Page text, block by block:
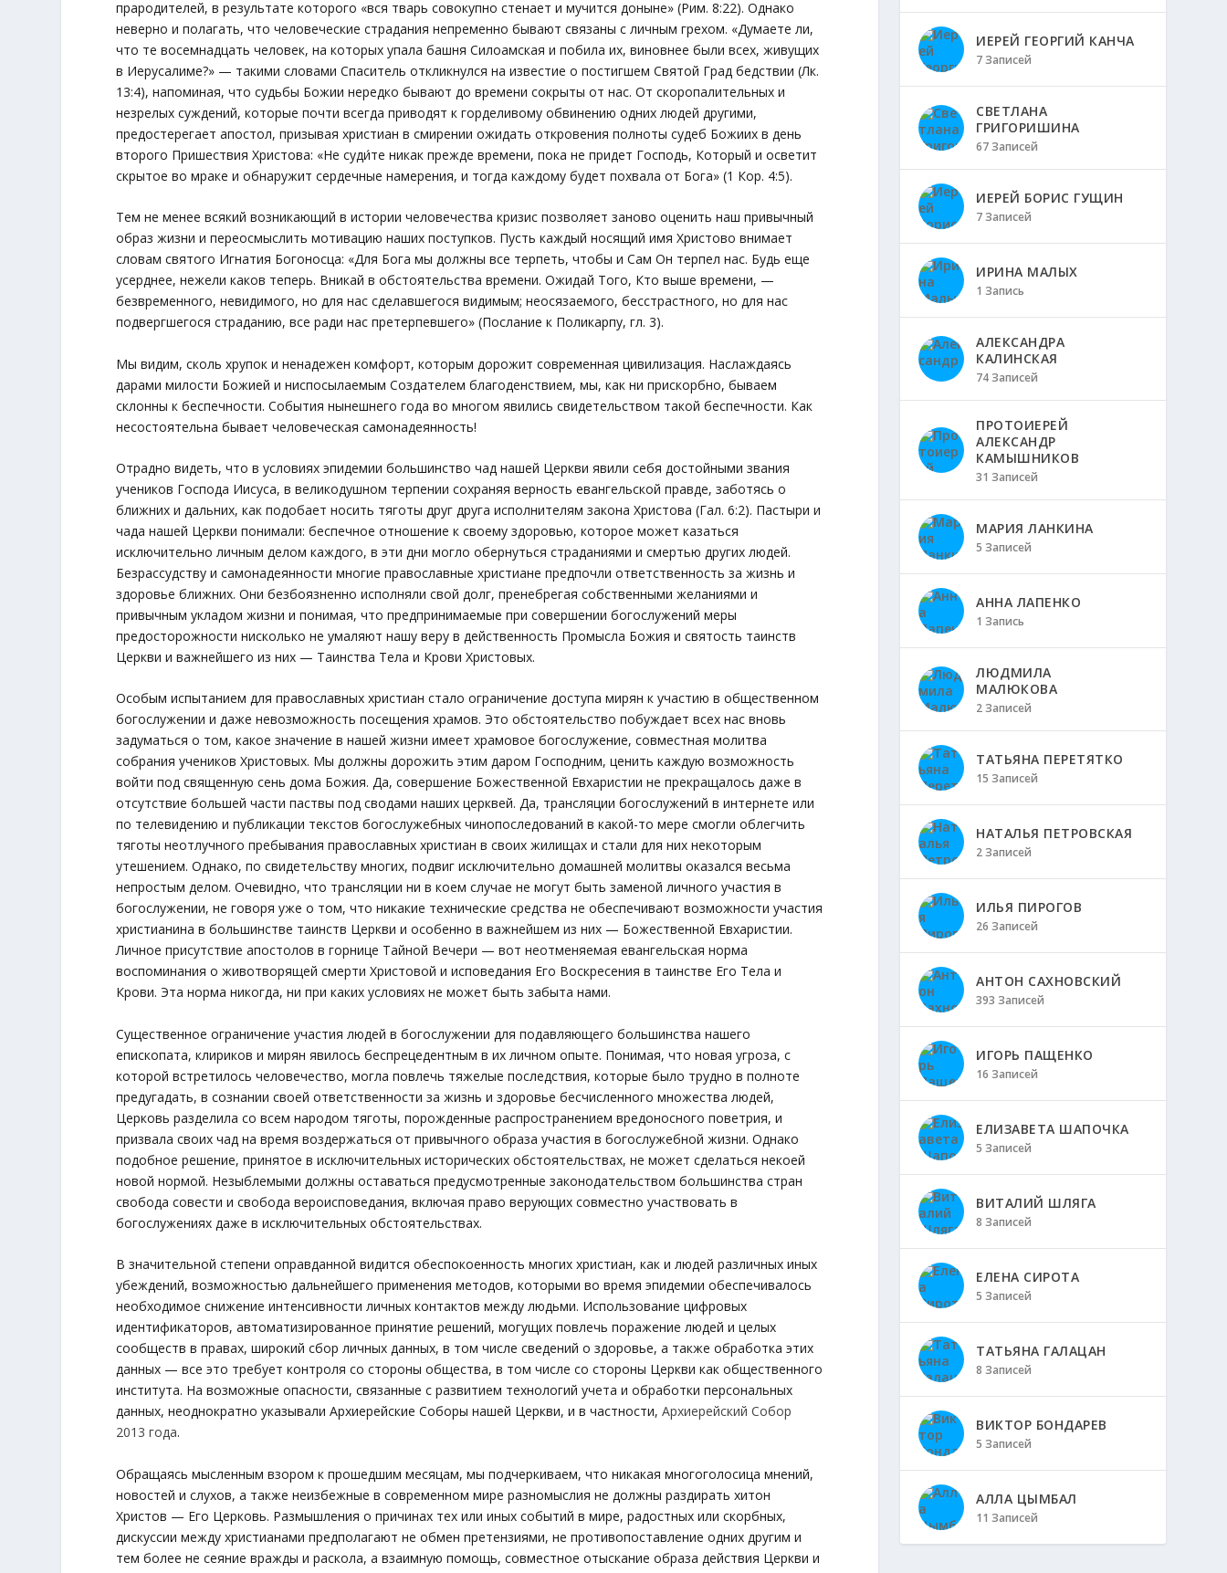
прародителей, в результате которого «вся тварь совокупно стенает и мучится доныне»(Рим. 8:22). Однако
неверно и полагать, что человеческие страдания непременно бывают связаны с личным грехом. «Думаете ли,
что те восемнадцать человек, на которых упала башня Силоамская и побила их, виновнее были всех, живущих
в Иерусалиме?» — такими словами Спаситель откликнулся на известие о постигшем Святой Град бедствии (Лк.
13:4), напоминая, что судьбы Божии нередко бывают до времени сокрыты от нас. От скоропалительных и
незрелых суждений, которые почти всегда приводят к горделивому обвинению одних людей другими,
предостерегает апостол, призывая христиан в смирении ожидать откровения полноты судеб Божиих в день
второго Пришествия Христова: «Не суди́те никак прежде времени, пока не придет Господь, Который и осветит
скрытое во мраке и обнаружит сердечные намерения, и тогда каждому будет похвала от Бога»(1 Кор. 4:5).
Тем не менее всякий возникающий в истории человечества кризис позволяет заново оценить наш привычный
образ жизни и переосмыслить мотивацию наших поступков. Пусть каждый носящий имя Христово внимает
словам святого Игнатия Богоносца: «Для Бога мы должны все терпеть, чтобы и Сам Он терпел нас. Будь еще
усерднее, нежели каков теперь. Вникай в обстоятельства времени. Ожидай Того, Кто выше времени, —
безвременного, невидимого, но для нас сделавшегося видимым; неосязаемого, бесстрастного, но для нас
подвергшегося страданию, все ради нас претерпевшего» (Послание к Поликарпу, гл. 3).
Мы видим, сколь хрупок и ненадежен комфорт, которым дорожит современная цивилизация. Наслаждаясь
дарами милости Божией и ниспосылаемым Создателем благоденствием, мы, как ни прискорбно, бываем
склонны к беспечности. События нынешнего года во многом явились свидетельством такой беспечности. Как
несостоятельна бывает человеческая самонадеянность!
Отрадно видеть, что в условиях эпидемии большинство чад нашей Церкви явили себя достойными звания
учеников Господа Иисуса, в великодушном терпении сохраняя верность евангельской правде, заботясь о
ближних и дальних, как подобает носить тяготы друг друга исполнителям закона Христова (Гал. 6:2). Пастыри и
чада нашей Церкви понимали: беспечное отношение к своему здоровью, которое может казаться
исключительно личным делом каждого, в эти дни могло обернуться страданиями и смертью других людей.
Безрассудству и самонадеянности многие православные христиане предпочли ответственность за жизнь и
здоровье ближних. Они безбоязненно исполняли свой долг, пренебрегая собственными желаниями и
привычным укладом жизни и понимая, что предпринимаемые при совершении богослужений меры
предосторожности нисколько не умаляют нашу веру в действенность Промысла Божия и святость таинств
Церкви и важнейшего из них — Таинства Тела и Крови Христовых.
Особым испытанием для православных христиан стало ограничение доступа мирян к участию в общественном
богослужении и даже невозможность посещения храмов. Это обстоятельство побуждает всех нас вновь
задуматься о том, какое значение в нашей жизни имеет храмовое богослужение, совместная молитва
собрания учеников Христовых. Мы должны дорожить этим даром Господним, ценить каждую возможность
войти под священную сень дома Божия. Да, совершение Божественной Евхаристии не прекращалось даже в
отсутствие большей части паствы под сводами наших церквей. Да, трансляции богослужений в интернете или
по телевидению и публикации текстов богослужебных чинопоследований в какой-то мере смогли облегчить
тяготы неотлучного пребывания православных христиан в своих жилищах и стали для них некоторым
утешением. Однако, по свидетельству многих, подвиг исключительно домашней молитвы оказался весьма
непростым делом. Очевидно, что трансляции ни в коем случае не могут быть заменой личного участия в
богослужении, не говоря уже о том, что никакие технические средства не обеспечивают возможности участия
христианина в большинстве таинств Церкви и особенно в важнейшем из них — Божественной Евхаристии.
Личное присутствие апостолов в горнице Тайной Вечери — вот неотменяемая евангельская норма
воспоминания о животворящей смерти Христовой и исповедания Его Воскресения в таинстве Его Тела и
Крови. Эта норма никогда, ни при каких условиях не может быть забыта нами.
Существенное ограничение участия людей в богослужении для подавляющего большинства нашего
епископата, клириков и мирян явилось беспрецедентным в их личном опыте. Понимая, что новая угроза, с
которой встретилось человечество, могла повлечь тяжелые последствия, которые было трудно в полноте
предугадать, в сознании своей ответственности за жизнь и здоровье бесчисленного множества людей,
Церковь разделила со всем народом тяготы, порожденные распространением вредоносного поветрия, и
призвала своих чад на время воздержаться от привычного образа участия в богослужебной жизни. Однако
подобное решение, принятое в исключительных исторических обстоятельствах, не может сделаться некоей
новой нормой. Незыблемыми должны оставаться предусмотренные законодательством большинства стран
свобода совести и свобода вероисповедания, включая право верующих совместно участвовать в
богослужениях даже в исключительных обстоятельствах.
В значительной степени оправданной видится обеспокоенность многих христиан, как и людей различных иных
убеждений, возможностью дальнейшего применения методов, которыми во время эпидемии обеспечивалось
необходимое снижение интенсивности личных контактов между людьми. Использование цифровых
идентификаторов, автоматизированное принятие решений, могущих повлечь поражение людей и целых
сообществ в правах, широкий сбор личных данных, в том числе сведений о здоровье, а также обработка этих
данных — все это требует контроля со стороны общества, в том числе со стороны Церкви как общественного
института. На возможные опасности, связанные с развитием технологий учета и обработки персональных
данных, неоднократно указывали Архиерейские Соборы нашей Церкви, и в частности,Архиерейский Собор
2013 года.
Обращаясь мысленным взором к прошедшим месяцам, мы подчеркиваем, что никакая многоголосица мнений,
новостей и слухов, а также неизбежные в современном мире разномыслия не должны раздирать хитон
Христов — Его Церковь. Размышления о причинах тех или иных событий в мире, радостных или скорбных,
дискуссии между христианами предполагают не обмен претензиями, не противопоставление одних другим и
тем более не сеяние вражды и раскола, а взаимную помощь, совместное отыскание образа действия Церкви и
ИЕРЕЙ ГЕОРГИЙ КАНЧА
7 Записей
СВЕТЛАНА
ГРИГОРИШИНА
67 Записей
ИЕРЕЙ БОРИС ГУЩИН
7 Записей
ИРИНА МАЛЫХ
1 Запись
АЛЕКСАНДРА
КАЛИНСКАЯ
74 Записей
ПРОТОИЕРЕЙ
АЛЕКСАНДР
КАМЫШНИКОВ
31 Записей
МАРИЯ ЛАНКИНА
5 Записей
АННА ЛАПЕНКО
1 Запись
ЛЮДМИЛА
МАЛЮКОВА
2 Записей
ТАТЬЯНА ПЕРЕТЯТКО
15 Записей
НАТАЛЬЯ ПЕТРОВСКАЯ
2 Записей
ИЛЬЯ ПИРОГОВ
26 Записей
АНТОН САХНОВСКИЙ
393 Записей
ИГОРЬ ПАЩЕНКО
16 Записей
ЕЛИЗАВЕТА ШАПОЧКА
5 Записей
ВИТАЛИЙ ШЛЯГА
8 Записей
ЕЛЕНА СИРОТА
5 Записей
ТАТЬЯНА ГАЛАЦАН
8 Записей
ВИКТОР БОНДАРЕВ
5 Записей
АЛЛА ЦЫМБАЛ
11 Записей